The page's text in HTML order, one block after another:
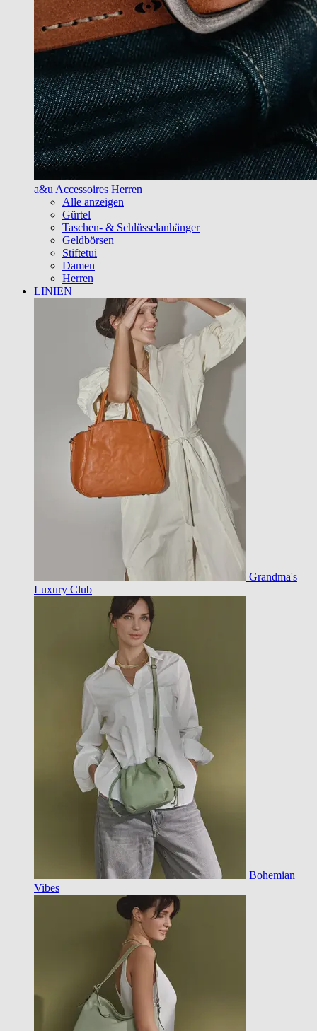
a&u Accessoires Herren
Alle anzeigen
Gürtel
Taschen- & Schlüsselanhänger
Geldbörsen
Stiftetui
Damen
Herren
LINIEN
Grandma's
Luxury Club
Bohemian
Vibes